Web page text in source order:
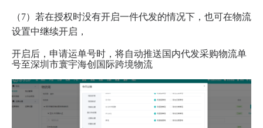
（7）若在授权时没有开启一件代发的情况下，也可在物流
设置中继续开启，
开启后，申请运单号时，将自动推送国内代发采购物流单
号至深圳市寰宇海创国际跨境物流